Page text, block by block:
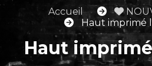
Accueil
Haut imprimé
Haut